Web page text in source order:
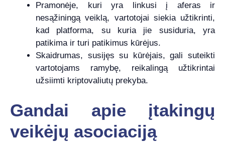
Pramonėje, kuri yra linkusi į aferas ir
nesąžiningą veiklą, vartotojai siekia užtikrinti,
kad platforma, su kuria jie susiduria, yra
patikima ir turi patikimus kūrėjus.
Skaidrumas, susijęs su kūrėjais, gali suteikti
vartotojams ramybę, reikalingą užtikrintai
užsiimti kriptovaliutų prekyba.
Gandai apie įtakingų
veikėjų asociaciją